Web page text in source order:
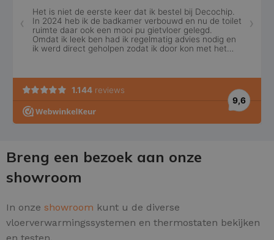
Breng een bezoek aan onze
showroom
In onze showroom kunt u de diverse
vloerverwarmingssystemen en thermostaten bekijken